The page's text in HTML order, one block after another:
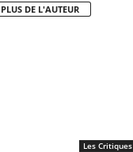
PLUS DE L'AUTEUR
Les Critiques